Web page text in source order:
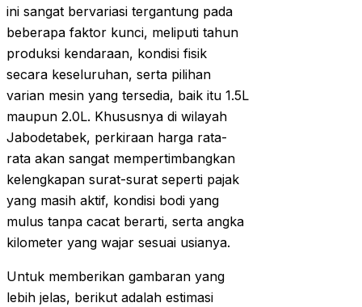
ini sangat bervariasi tergantung pada
beberapa faktor kunci, meliputi tahun
produksi kendaraan, kondisi fisik
secara keseluruhan, serta pilihan
varian mesin yang tersedia, baik itu 1.5L
maupun 2.0L. Khususnya di wilayah
Jabodetabek, perkiraan harga rata-
rata akan sangat mempertimbangkan
kelengkapan surat-surat seperti pajak
yang masih aktif, kondisi bodi yang
mulus tanpa cacat berarti, serta angka
kilometer yang wajar sesuai usianya.
Untuk memberikan gambaran yang
lebih jelas, berikut adalah estimasi